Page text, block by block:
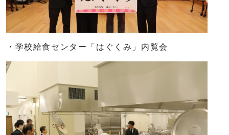
・学校給食センター「はぐくみ」内覧会